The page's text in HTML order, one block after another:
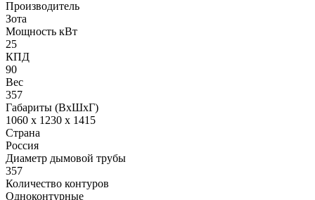
Производитель
Зота
Мощность кВт
25
КПД
90
Вес
357
Габариты (ВхШхГ)
1060 х 1230 х 1415
Страна
Россия
Диаметр дымовой трубы
357
Количество контуров
Одноконтурные